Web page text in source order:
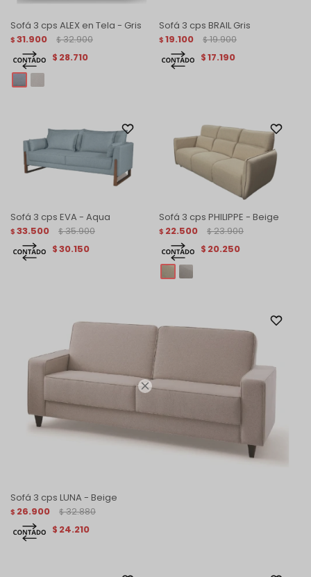

Sofá 3 cps ALEX en Tela - Gris
$ 31.900 $ 32.900
$ 28.710
Sofá 3 cps BRAIL Gris
$ 19.100 $ 19.900
$17.190
Sofá 3 cps EVA - Aqua
$ 33.500 $ 35.900
$30.150
Sofá 3 cps PHILIPPE - Beige
$ 22.500 $ 23.900
$ 20.250
Sofá 3 cps LUNA - Beige
$ 26.900 $ 32.880
$ 24.210